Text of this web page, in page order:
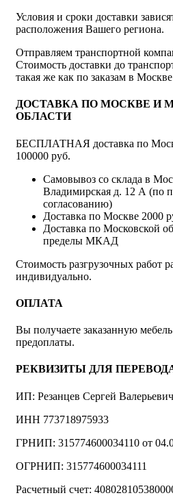
Условия и сроки доставки
расположения Вашего региона.
Отправляем транспортной
Стоимость доставки до
такая же как по заказам в
ДОСТАВКА ПО МОСКВЕ И
ОБЛАСТИ
БЕСПЛАТНАЯ доставка по
100000 руб.
Самовывоз со склада в
Владимирская д. 12 А (по
согласованию)
Доставка по Москве 2000
Доставка по Московской
пределы МКАД
Стоимость разгрузочных работ
индивидуально.
ОПЛАТА
Вы получаете заказанную
предоплаты.
РЕКВИЗИТЫ ДЛЯ
ИП: Резанцев Сергей Валерьевич
ИНН 773718975933
ГРНИП: 315774600034110 от
ОГРНИП: 315774600034111
Расчетный счет: